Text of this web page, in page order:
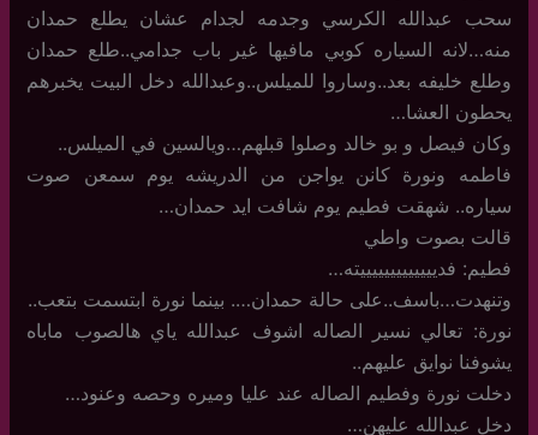
سحب عبدالله الكرسي وجدمه لجدام عشان يطلع حمدان
منه…لانه السياره كوبي مافيها غير باب جدامي..طلع حمدان
وطلع خليفه بعد..وساروا للميلس..وعبدالله دخل البيت يخبرهم
يحطون العشا…
وكان فيصل و بو خالد وصلوا قبلهم…ويالسين في الميلس..
فاطمه ونورة كانن يواجن من الدريشه يوم سمعن صوت
سياره.. شهقت فطيم يوم شافت ايد حمدان…
قالت بصوت واطي
فطيم: فديييييييييييييته…
وتنهدت…باسف..على حالة حمدان…. بينما نورة ابتسمت بتعب..
نورة: تعالي نسير الصاله اشوف عبدالله ياي هالصوب ماباه
يشوفنا نوايق عليهم..
دخلت نورة وفطيم الصاله عند عليا وميره وحصه وعنود…
دخل عبدالله عليهن…